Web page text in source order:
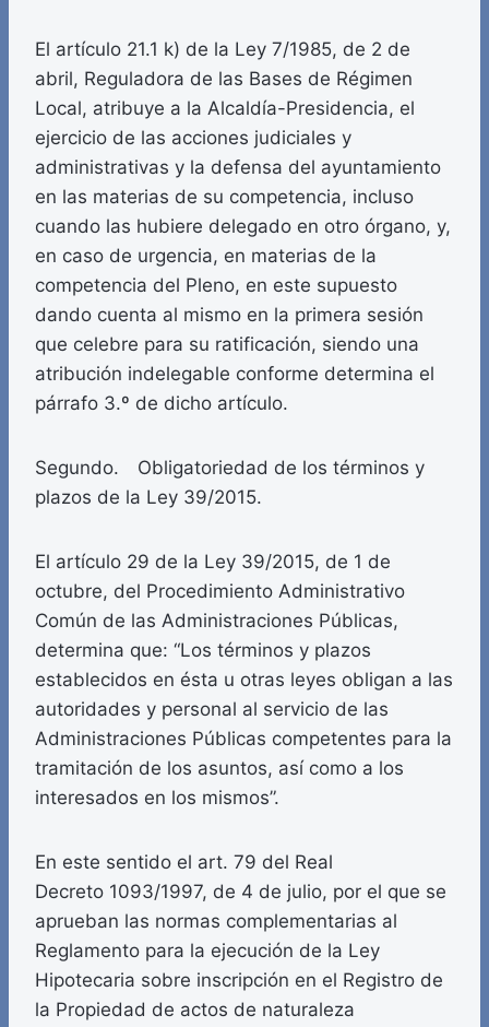
El artículo 21.1 k) de la Ley 7/1985, de 2 de
abril, Reguladora de las Bases de Régimen
Local, atribuye a la Alcaldía-Presidencia, el
ejercicio de las acciones judiciales y
administrativas y la defensa del ayuntamiento
en las materias de su competencia, incluso
cuando las hubiere delegado en otro órgano, y,
en caso de urgencia, en materias de la
competencia del Pleno, en este supuesto
dando cuenta al mismo en la primera sesión
que celebre para su ratificación, siendo una
atribución indelegable conforme determina el
párrafo 3.º de dicho artículo.
Segundo. Obligatoriedad de los términos y
plazos de la Ley 39/2015.
El artículo 29 de la Ley 39/2015, de 1 de
octubre, del Procedimiento Administrativo
Común de las Administraciones Públicas,
determina que: “Los términos y plazos
establecidos en ésta u otras leyes obligan a las
autoridades y personal al servicio de las
Administraciones Públicas competentes para la
tramitación de los asuntos, así como a los
interesados en los mismos”.
En este sentido el art. 79 del Real
Decreto 1093/1997, de 4 de julio, por el que se
aprueban las normas complementarias al
Reglamento para la ejecución de la Ley
Hipotecaria sobre inscripción en el Registro de
la Propiedad de actos de naturaleza